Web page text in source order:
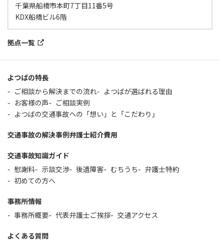
千葉県船橋市本町7丁目11番5号
KDX船橋ビル6階
拠点一覧
よつばの特長
ご相談から解決までの流れ
よつばが選ばれる理由
お客様の声
ご相談実例
よつばの交通事故への「想い」と「こだわり」
交通事故の解決事例弁護士紹介費用
交通事故知識ガイド
慰謝料
示談交渉 後遺障害 むちうち
弁護士特約
初めての方へ
事務所情報
事務所概要
代表弁護士ご挨拶 交通アクセス
よくある質問